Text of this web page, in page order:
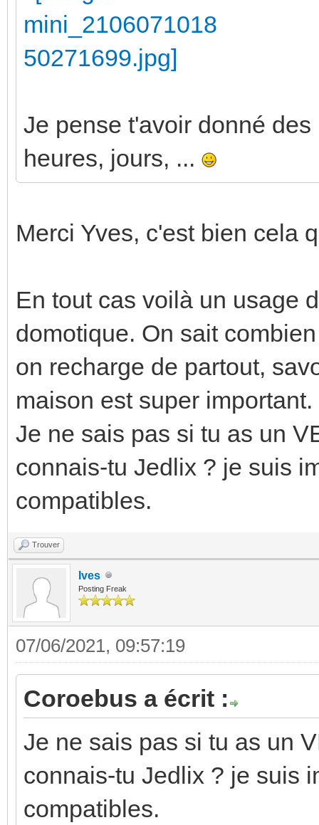
Je pense t'avoir donné
heures, jours, ...
Merci Yves, c'est bien cela
En tout cas voilà un usage
domotique. On sait
on recharge de partout,
maison est super important.
Je ne sais pas si tu as un
connais-tu Jedlix ? je suis
compatibles.
Trouver
Ives
Posting Freak
07/06/2021, 09:57:19
Coroebus a écrit :
Je ne sais pas si tu as un
connais-tu Jedlix ? je suis
compatibles.